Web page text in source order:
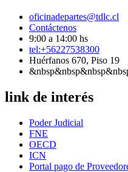
oficinadepartes@tdlc.cl
Contáctenos
9:00 a 14:00 hs
tel:+56227538300
Huérfanos 670, Piso 19
link de interés
Poder Judicial
FNE
OECD
ICN
Portal pago de